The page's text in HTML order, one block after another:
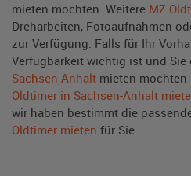
mieten möchten. Weitere MZ
Dreharbeiten, Fotoaufnahmen
zur Verfügung. Falls für Ihr
Verfügbarkeit wichtig ist und Sie
Sachsen-Anhalt mieten
Oldtimer in Sachsen-Anhalt
wir haben bestimmt die
Oldtimer mieten für Sie.